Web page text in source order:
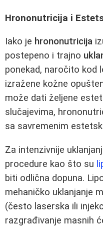
Hrononutricija i
Iako je hrononutricija
postepeno i trajno
ponekad, naročito kod
izražene kožne
može dati željene
slučajevima,
sa savremenim
Za intenzivnije
procedure kao što su
biti odlična dopuna.
mehaničko uklanjanje
(često laserska ili
razgrađivanje masnih